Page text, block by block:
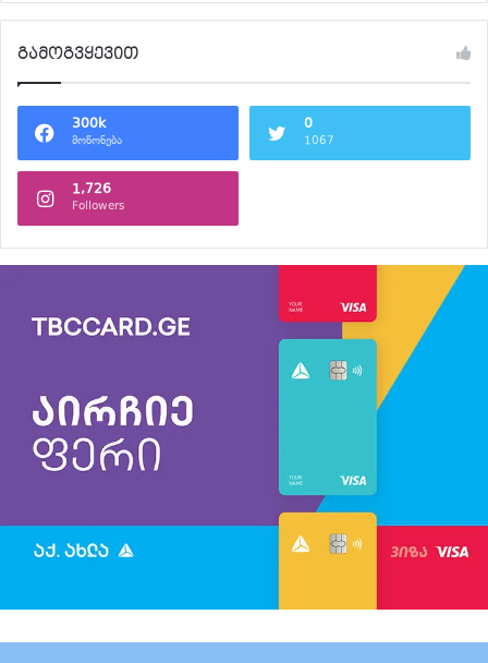
გამოგვყევით
300k
მოწონება
0
1067
1,726
Followers